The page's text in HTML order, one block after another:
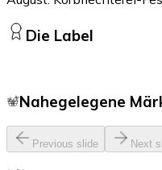
Die Label
Nahegelegene
Previous slide Next